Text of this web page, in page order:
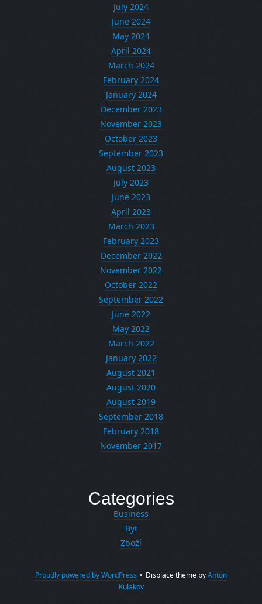
July 2024
June 2024
May 2024
April 2024
March 2024
February 2024
January 2024
December 2023
November 2023
October 2023
September 2023
August 2023
July 2023
June 2023
April 2023
March 2023
February 2023
December 2022
November 2022
October 2022
September 2022
June 2022
May 2022
March 2022
January 2022
August 2021
August 2020
August 2019
September 2018
February 2018
November 2017
Categories
Business
Byt
Zboží
Proudly powered by WordPress • Displace theme byAnton
Kulakov